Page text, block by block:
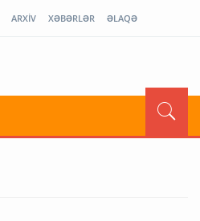
ARXİV XƏBƏRLƏR ƏLAQƏ